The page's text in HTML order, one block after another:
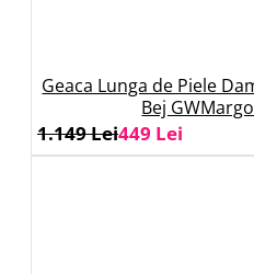
Geaca Lunga de Piele
Bej GWMargo
449 Lei
1.149 Lei